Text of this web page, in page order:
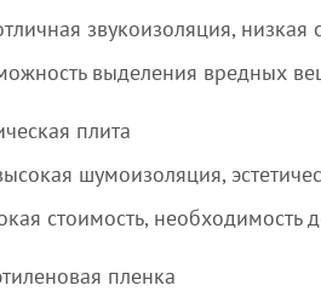
звукоизоляция, низкая
выделения вредных
плита
шумоизоляция,
стоимость, необходимость
пленка